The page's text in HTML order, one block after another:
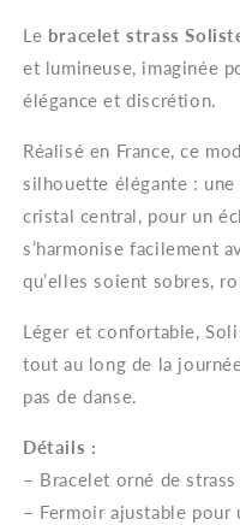
Bracelet
Mariée
Élégant
Mariée
Élégant
Le bracelet strass
et lumineuse, imaginée
élégance et discrétion.
Réalisé en France, ce
silhouette élégante : une
cristal central, pour un
s’harmonise facilement
qu’elles soient sobres,
Léger et confortable,
tout au long de la
pas de danse.
Détails :
– Bracelet orné de strass
– Fermoir ajustable